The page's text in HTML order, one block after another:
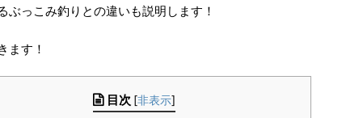
ぶっこみ釣りとの違いも説明します！
ます！
目次 [非表示]